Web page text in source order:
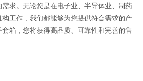
需求。无论您是在电子业、半导体业、制药
构工作，我们都能够为您提供符合需求的产
箱，您将获得高品质、可靠性和完善的售